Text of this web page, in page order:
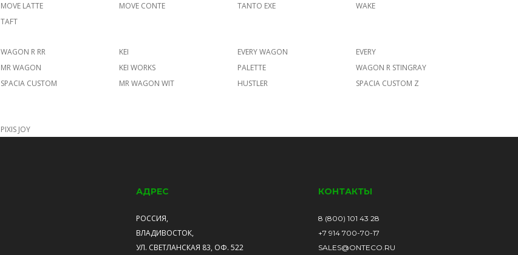
MOVE LATTE MOVE CONTE TANTO EXE
WAKE
TAFT
WAGON R RR KEI EVERY WAGON
EVERY
MR WAGON KEI WORKS PALETTE
WAGON R STINGRAY
SPACIA CUSTOM MR WAGON WIT HUSTLER
SPACIA CUSTOM Z
PIXIS JOY
АДРЕС
РОССИЯ,
ВЛАДИВОСТОК,
УЛ. СВЕТЛАНСКАЯ 83, ОФ. 522
КОНТАКТЫ
8 (800) 101 43 28
+7 914 700-70-17
SALES@ONTECO.RU